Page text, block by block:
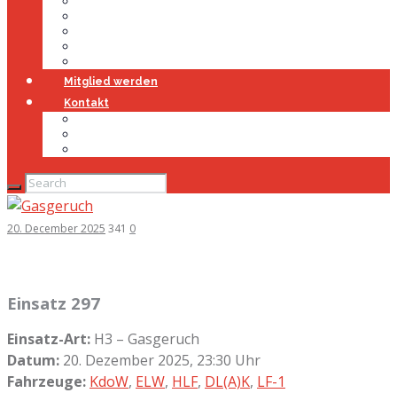
Mitglied werden
Kontakt
20. December 2025 341 0
Einsatz 297
Einsatz-Art: H3 – Gasgeruch
Datum: 20. Dezember 2025, 23:30 Uhr
Fahrzeuge: KdoW, ELW, HLF, DL(A)K, LF-1